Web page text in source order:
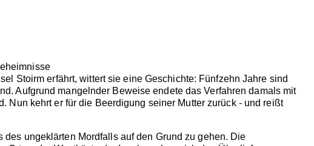
Stoirm erfährt, wittert sie eine Geschichte: Fünfzehn Jahre sind
Aufgrund mangelnder Beweise endete das Verfahren damals mit
kehrt er für die Beerdigung seiner Mutter zurück - und reißt
ungeklärten Mordfalls auf den Grund zu gehen. Die